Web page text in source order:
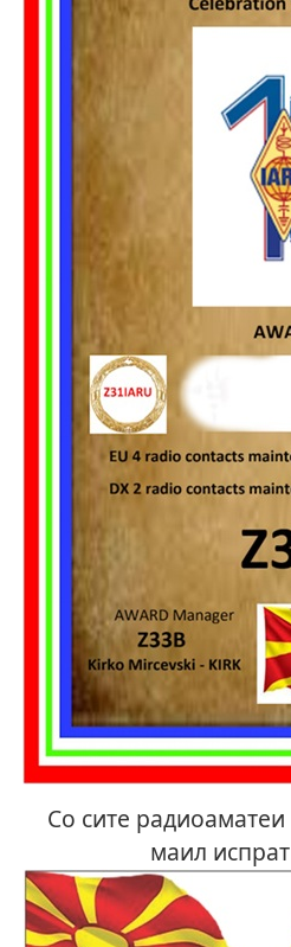
Со сите радиоаматеи
маил